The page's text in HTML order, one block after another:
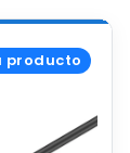
producto